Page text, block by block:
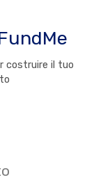
costruire il tuo